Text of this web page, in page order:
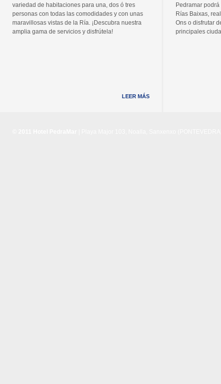
variedad de habitaciones para una, dos ó tres
personas con todas las comodidades y con unas
maravillosas vistas de la Ría. ¡Descubra nuestra
amplia gama de servicios y disfrútela!
LEER MÁS
Pedramar
Rías Baixas,
Ons o disfrutar
principales